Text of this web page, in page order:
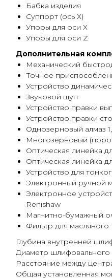
Бабка изделия
Суппорт (ось Х)
Упоры для оси Х
Упоры для оси Z
Дополнительная
Механический
Точное
Устройство
Звуковой щуп
Устройство правки
Устройство правки
Однозерновый алмаз
Многозерновый
Оптическая линейка
Оптическая линейка
Устройство для
Электронный ручной
Электронное
Renishaw
Магнитно-бумажный
Фильтр для масляного
Глубина внутренней
Диаметр шлифовального
Расстояние между
Общая установленная